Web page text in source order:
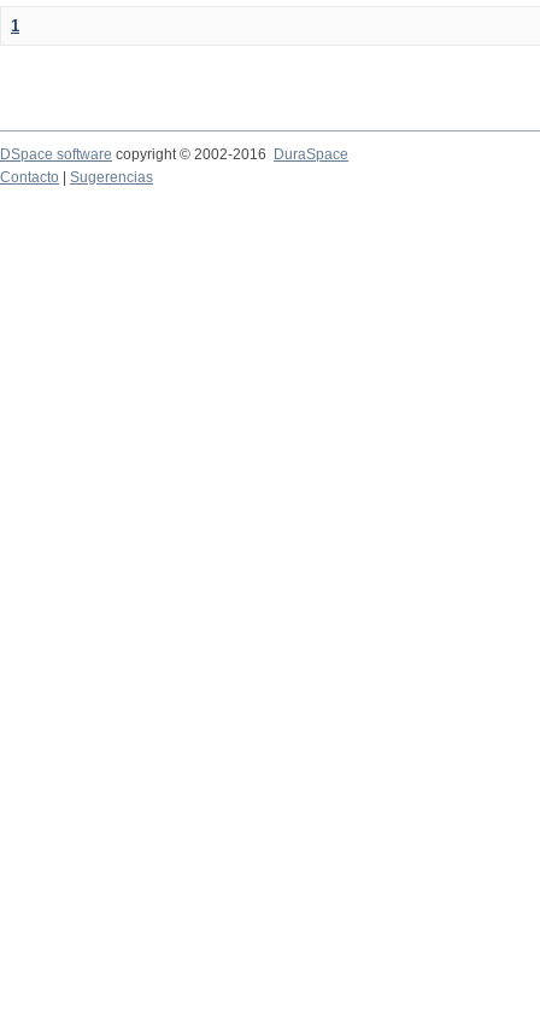
1
DSpace software copyright © 2002-2016
DuraSpace
Contacto
Sugerencias